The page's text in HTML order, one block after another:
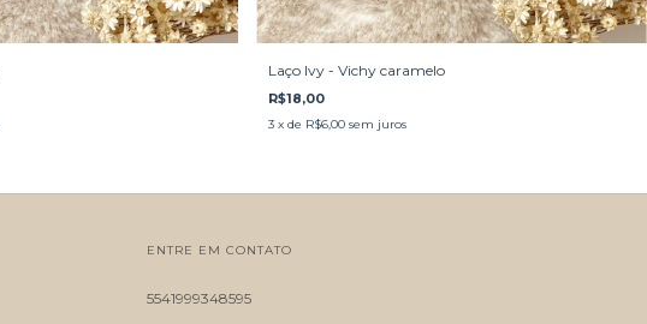
Laço Ivy - Vichy caramelo
R$18,00
3 x de R$6,00 sem juros
ENTRE EM CONTATO
5541999348595